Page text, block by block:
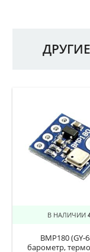
В НАЛИЧИИ
BMP180 (GY-
барометр,